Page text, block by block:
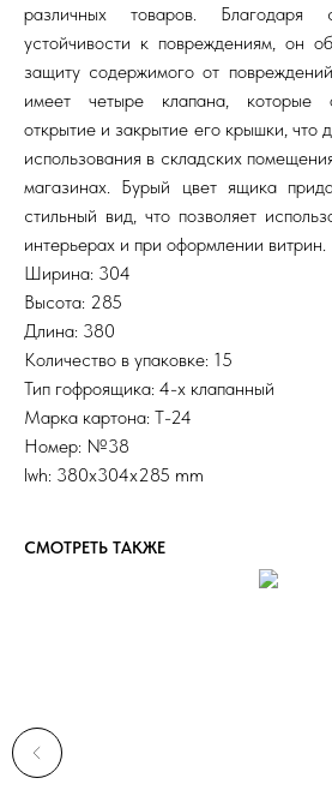
различных товаров.
устойчивости к повреждениям, он
защиту содержимого от
имеет четыре клапана, которые
открытие и закрытие его крышки, что
использования в складских
магазинах. Бурый цвет ящика
стильный вид, что позволяет
интерьерах и при оформлении витрин.
Ширина: 304
Высота: 285
Длина: 380
Количество в упаковке: 15
Тип гофроящика: 4-х клапанный
Марка картона: Т-24
Номер: №38
lwh: 380x304x285 mm
СМОТРЕТЬ ТАКЖЕ